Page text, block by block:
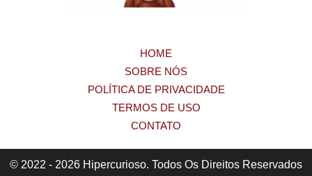
HOME
SOBRE NÓS
POLÍTICA DE PRIVACIDADE
TERMOS DE USO
CONTATO
© 2022 - 2026 Hipercurioso. Todos Os Direitos Reservados